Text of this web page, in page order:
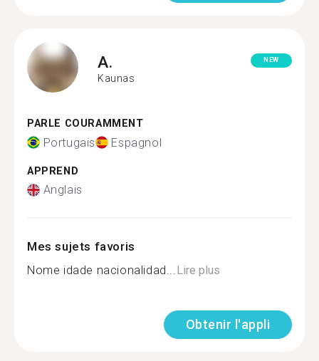
A.
Kaunas
NEW
PARLE COURAMMENT
Portugais Espagnol
APPREND
Anglais
Mes sujets favoris
Nome idade nacionalidad...Lire plus
Obtenir l'appli